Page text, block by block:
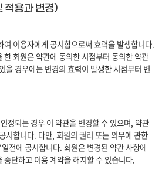
적용과 변경)
여 이용자에게 공시함으로써 효력을 발생합니다.
한 회원은 약관에 동의한 시점부터 동의한 약관
을 경우에는 변경의 효력이 발생한 시점부터 변
정되는 경우 이 약관을 변경할 수 있으며, 약관
시합니다. 다만, 회원의 권리 또는 의무에 관한
전에 공시합니다. 회원은 변경된 약관 사항에
단하고 이용 계약을 해지할 수 있습니다.